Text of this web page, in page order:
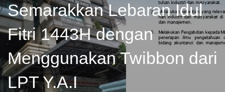
Semarakkan Lebaran Idul
Fitri 1443H dengan
Menggunakan Twibbon dari
LPT Y.A.I